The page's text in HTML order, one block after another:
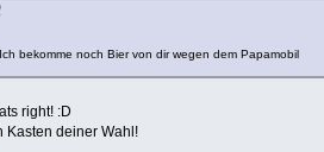
Ich bekomme noch Bier von dir wegen dem Papamobil
right! :D
Kasten deiner Wahl!